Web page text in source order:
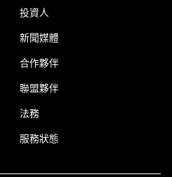
投資人
新聞媒體
合作夥伴
聯盟夥伴
法務
服務狀態